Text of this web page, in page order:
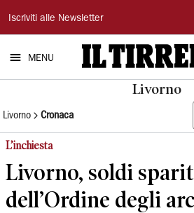
Il
Tirreno
Iscriviti alle Newsletter
MENU
Livorno
Livorno Cronaca
L’inchiesta
Livorno, soldi
dell’Ordine degli